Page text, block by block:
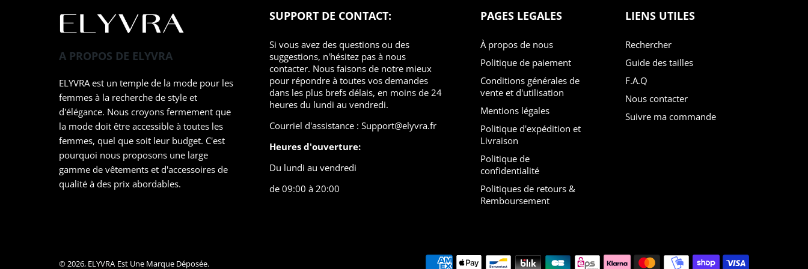
A PROPOS DE ELYVRA
ELYVRA est un temple de la mode pour les
femmes à la recherche de style et
d'élégance. Nous croyons fermement que
la mode doit être accessible à toutes les
femmes, quel que soit leur budget. C'est
pourquoi nous proposons une large
gamme de vêtements et d'accessoires de
qualité à des prix abordables.
SUPPORT DE CONTACT:
Si vous avez des questions ou des
suggestions, n'hésitez pas à nous
contacter. Nous faisons de notre mieux
pour répondre à toutes vos demandes
dans les plus brefs délais, en moins de 24
heures du lundi au vendredi.
Courriel d'assistance : Support@elyvra.fr
Heures d'ouverture:
Du lundi au vendredi
de 09:00 à 20:00
PAGES LEGALES
À propos de nous
Politique de paiement
Conditions générales de
vente et d'utilisation
Mentions légales
Politique d'expédition et
Livraison
Politique de
confidentialité
Politiques de retours &
Remboursement
LIENS UTILES
Rechercher
Guide des tailles
F.A.Q
Nous contacter
Suivre ma commande
© 2026, ELYVRA Est Une Marque Déposée.
Moyens de paiement